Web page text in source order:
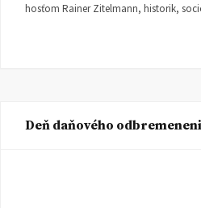
hosťom Rainer Zitelmann, historik,
Deň daňového